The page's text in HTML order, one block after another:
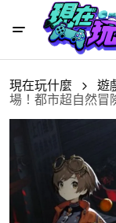
現在玩什麼 遊
場！都市超自然冒